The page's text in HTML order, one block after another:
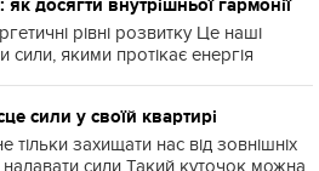
як досягти внутрішньої гармонії
рівні розвитку Це наші
сили, якими протікає енергія
сили у своїй квартирі
тільки захищати нас від зовнішніх
сили Такий куточок можна